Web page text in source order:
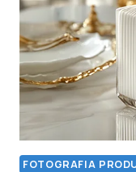
FOTOGRAFIA